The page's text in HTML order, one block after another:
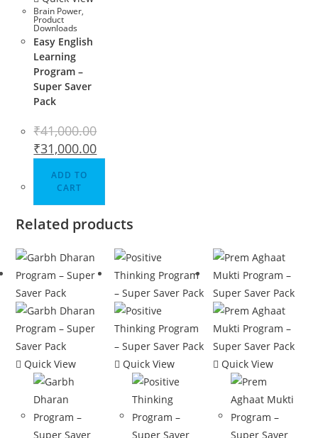
Brain Power,
Product
Downloads
Easy English
Learning
Program –
Super Saver
Pack
₹41,000.00
₹31,000.00
ADD TO
CART
Related products
Quick View Quick View Quick View